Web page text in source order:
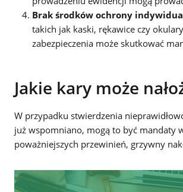
Brak środków ochrony
takich jak kaski, rękawice czy
zabezpieczenia może skutkować
Jakie kary może
W przypadku stwierdzenia
już wspomniano, mogą to być mandaty
poważniejszych przewinień, grzywny